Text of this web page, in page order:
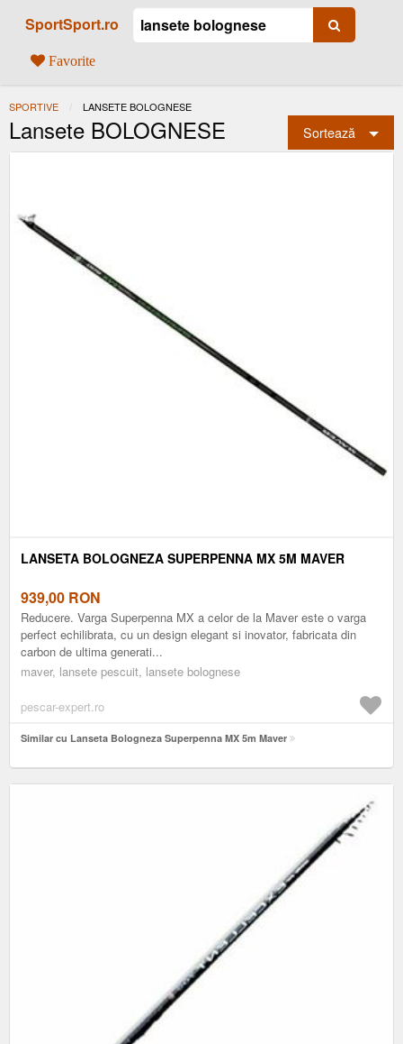
SportSport.ro
Favorite
SPORTIVE ACTUAL:
LANSETE BOLOGNESE
Lansete BOLOGNESE Sortează
LANSETA BOLOGNEZA SUPERPENNA MX 5M MAVER
939,00 RON
Reducere. Varga Superpenna MX a celor de la Maver este o varga
perfect echilibrata, cu un design elegant si inovator, fabricata din
carbon de ultima generati...
maver, lansete pescuit, lansete bolognese
pescar-expert.ro
Similar cu Lanseta Bologneza Superpenna MX 5m Maver